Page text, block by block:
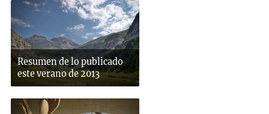
Resumen de lo publicado
este verano de 2013